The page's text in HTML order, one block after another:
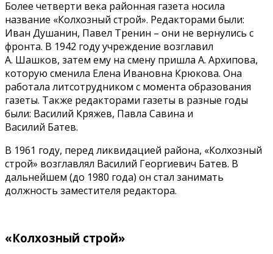
Более четверти века районная газета носила
название «Колхозный строй». Редакторами были:
Иван Душанин, Павел Тренин – они не вернулись с
фронта. В 1942 году учреждение возглавил
А. Шашков, затем ему на смену пришла А. Архипова,
которую сменила Елена Ивановна Крюкова. Она
работала литсотрудником с момента образования
газеты. Также редакторами газеты в разные годы
были: Василий Кряжев, Павла Савина и
Василий Батев.
В 1961 году, перед ликвидацией района, «Колхозный
строй» возглавлял Василий Георгиевич Батев. В
дальнейшем (до 1980 года) он стал занимать
должность заместителя редактора.
«Колхозный строй»